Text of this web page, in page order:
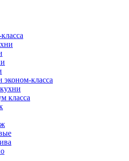
эконом-класса
класса